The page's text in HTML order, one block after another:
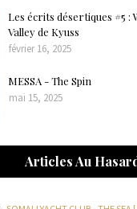
Les écrits désertiques #5 :
Valley de Kyuss
février 16, 2025
MESSA - The Spin
mai 15, 2025
Articles Au